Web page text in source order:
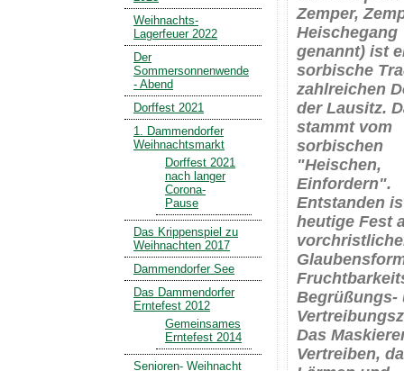
Zemper,
Heischegang
genannt) ist
sorbische
zahlreichen
der Lausitz.
stammt vom
sorbischen
"Heischen,
Einfordern".
Entstanden
heutige Fest
Begrüßungs-
Das
Vertreiben,
Weihnachts-
Lagerfeuer 2022
Der
Sommersonnenwende
- Abend
Dorffest 2021
1. Dammendorfer
Weihnachtsmarkt
Dorffest 2021
nach langer
Corona-
Pause
Das Krippenspiel zu
Weihnachten 2017
Dammendorfer See
Das Dammendorfer
Erntefest 2012
Gemeinsames
Erntefest 2014
Senioren- Weihnacht